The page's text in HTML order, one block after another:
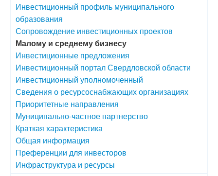
Инвестиционный профиль муниципального
образования
Сопровождение инвестиционных проектов
Малому и среднему бизнесу
Инвестиционные предложения
Инвестиционный портал Свердловской области
Инвестиционный уполномоченный
Сведения о ресурсоснабжающих организациях
Приоритетные направления
Муниципально-частное партнерство
Краткая характеристика
Общая информация
Преференции для инвесторов
Инфраструктура и ресурсы